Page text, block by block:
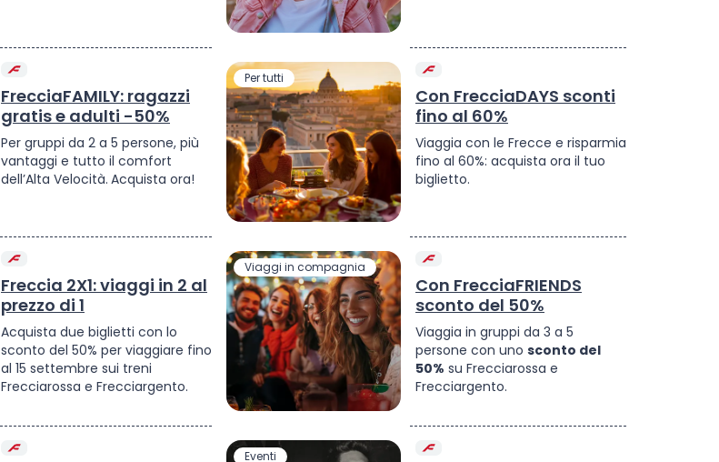
FrecciaFAMILY: ragazzi
gratis e adulti -50%
Per gruppi da 2 a 5 persone, più
vantaggi e tutto il comfort
dell’Alta Velocità. Acquista ora!
Per tutti
Con FrecciaDAYS sconti
fino al 60%
Viaggia con le Frecce e risparmia
fino al 60%: acquista ora il tuo
biglietto.
Freccia 2X1: viaggi in 2 al
prezzo di 1
Acquista due biglietti con lo
sconto del 50% per viaggiare fino
al 15 settembre sui treni
Frecciarossa e Frecciargento.
Viaggi in compagnia
Con FrecciaFRIENDS
sconto del 50%
Viaggia in gruppi da 3 a 5
persone con uno sconto del
50% su Frecciarossa e
Frecciargento.
Eventi